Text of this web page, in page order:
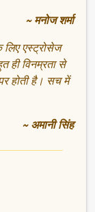
~ मनोज शर्मा
लिए एस्ट्रोसेज
ही विनम्रता से
होती है। सच में
~ अमानी सिंह